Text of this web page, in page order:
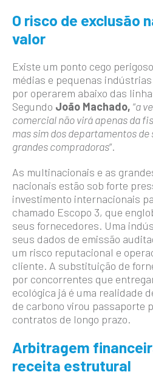
O risco de exclusão
valor
Existe um ponto cego
médias e pequenas
por operarem abaixo das
Segundo João Machado, “a
comercial não virá apenas da
mas sim dos departamentos
grandes compradoras“.
As multinacionais e as
nacionais estão sob forte
investimento internacionais
chamado Escopo 3, que
seus fornecedores. Uma
seus dados de emissão
um risco reputacional e
cliente. A substituição de
por concorrentes que
ecológica já é uma realidade
de carbono virou passaporte
contratos de longo prazo.
Arbitragem
receita estrutural